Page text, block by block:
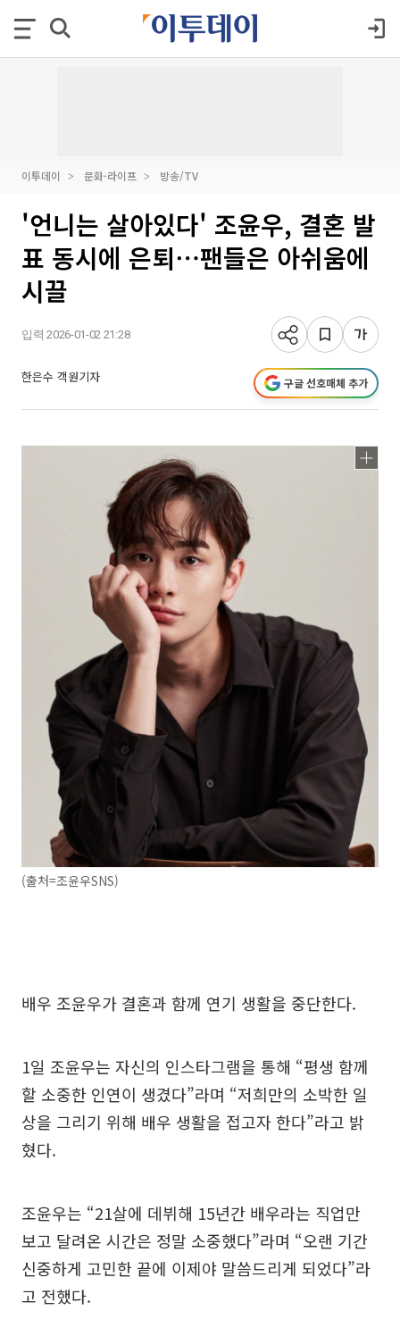
이투데이 문화·라이프 방송/TV
'언니는 살아있다' 조윤우, 결혼 발
표 동시에 은퇴⋯팬들은 아쉬움에
시끌
입력 2026-01-02 21:28
한은수 객원기자 구글 선호매체 추가
(출처=조윤우SNS)
배우 조윤우가 결혼과 함께 연기 생활을 중단한다.
1일 조윤우는 자신의 인스타그램을 통해 “평생 함께
할 소중한 인연이 생겼다”라며 “저희만의 소박한 일
상을 그리기 위해 배우 생활을 접고자 한다”라고 밝
혔다.
조윤우는 “21살에 데뷔해 15년간 배우라는 직업만
보고 달려온 시간은 정말 소중했다”라며 “오랜 기간
신중하게 고민한 끝에 이제야 말씀드리게 되었다”라
고 전했다.